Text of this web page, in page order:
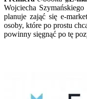
Wojciecha
planuje zająć się e-
osoby, które po prostu
powinny sięgnąć po tę